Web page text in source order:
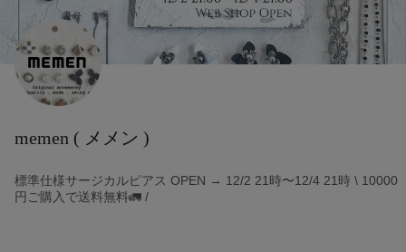
memen ( メメン )
標準仕様サージカルピアス OPEN → 12/2 21時〜12/4 21時 \ 10000
円ご購入で送料無料🚛 /